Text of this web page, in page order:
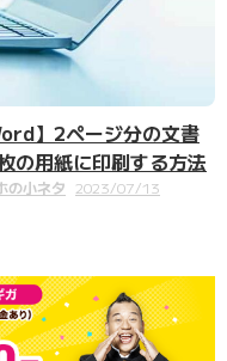
】2ページ分の文書
の用紙に印刷する方法
の小ネタ 2023/07/13